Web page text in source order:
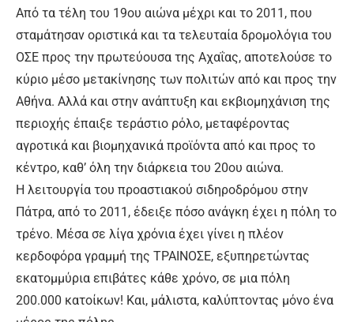
Από τα τέλη του 19ου αιώνα μέχρι και το 2011, που
σταμάτησαν οριστικά και τα τελευταία δρομολόγια του
ΟΣΕ προς την πρωτεύουσα της Αχαΐας, αποτελούσε το
κύριο μέσο μετακίνησης των πολιτών από και προς την
Αθήνα. Αλλά και στην ανάπτυξη και εκβιομηχάνιση της
περιοχής έπαιξε τεράστιο ρόλο, μεταφέροντας
αγροτικά και βιομηχανικά προϊόντα από και προς το
κέντρο, καθ’ όλη την διάρκεια του 20ου αιώνα.
Η λειτουργία του προαστιακού σιδηροδρόμου στην
Πάτρα, από το 2011, έδειξε πόσο ανάγκη έχει η πόλη το
τρένο. Μέσα σε λίγα χρόνια έχει γίνει η πλέον
κερδοφόρα γραμμή της ΤΡΑΙΝΟΣΕ, εξυπηρετώντας
εκατομμύρια επιβάτες κάθε χρόνο, σε μια πόλη
200.000 κατοίκων! Και, μάλιστα, καλύπτοντας μόνο ένα